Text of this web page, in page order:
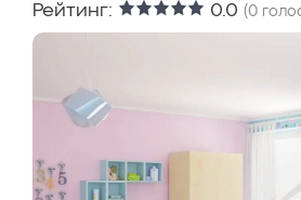
Рейтинг: 0.0 (0